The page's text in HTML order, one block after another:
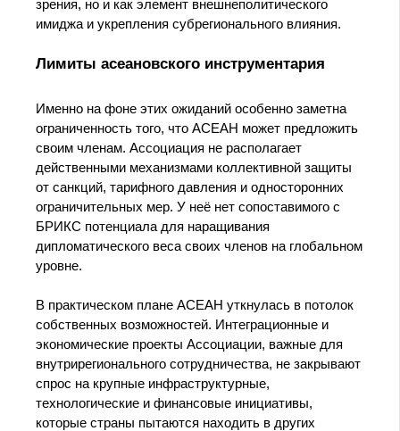
зрения, но и как элемент внешнеполитического
имиджа и укрепления субрегионального влияния.
Лимиты асеановского инструментария
Именно на фоне этих ожиданий особенно заметна
ограниченность того, что АСЕАН может предложить
своим членам. Ассоциация не располагает
действенными механизмами коллективной защиты
от санкций, тарифного давления и односторонних
ограничительных мер. У неё нет сопоставимого с
БРИКС потенциала для наращивания
дипломатического веса своих членов на глобальном
уровне.
В практическом плане АСЕАН уткнулась в потолок
собственных возможностей. Интеграционные и
экономические проекты Ассоциации, важные для
внут­рирегионального сотрудничества, не закрывают
спрос на крупные инфраструктурные,
технологические и финансовые инициативы,
которые страны пытаются находить в других